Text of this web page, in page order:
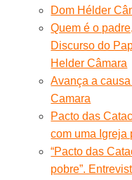
Dom Hélder
Quem é o
Discurso do
Helder Câmara
Avança a
Camara
Pacto das
com uma Igreja
“Pacto das
pobre”.